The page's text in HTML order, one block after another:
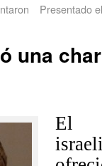
Presentado
una
El